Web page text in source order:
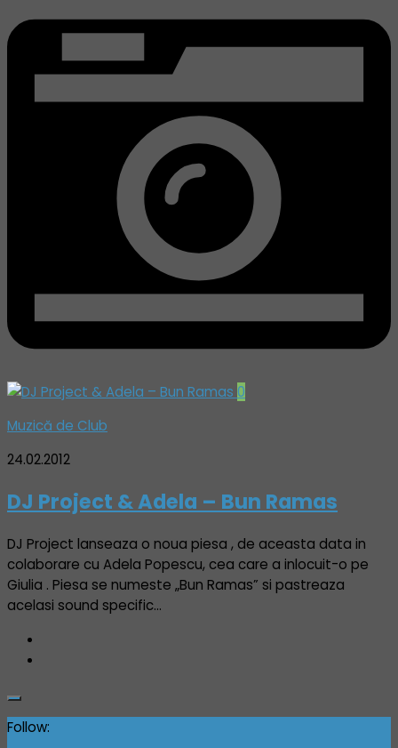
0
Muzică de Club
24.02.2012
DJ Project & Adela – Bun Ramas
DJ Project lanseaza o noua piesa , de aceasta data in
colaborare cu Adela Popescu, cea care a inlocuit-o pe
Giulia . Piesa se numeste „Bun Ramas” si pastreaza
acelasi sound specific…
Follow: